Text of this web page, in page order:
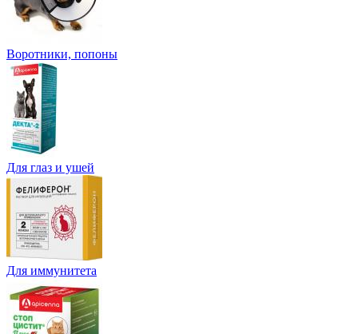
Воротники, попоны
Для глаз и ушей
Для иммунитета